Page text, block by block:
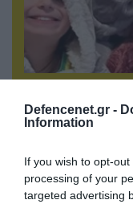
Defencenet.gr -
Information
If you wish to opt-
processing of your
targeted advertising
ΗΠΑ: Το
πρώην σύζυγό